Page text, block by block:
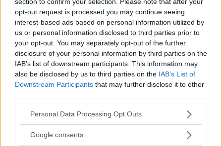
opt-out request is processed you may continue seeing
interest-based ads based on personal information utilized by
us or personal information disclosed to third parties prior to
your opt-out. You may separately opt-out of the further
disclosure of your personal information by third parties on the
IAB’s list of downstream participants. This information may
also be disclosed by us to third parties on the IAB’s List of
Downstream Participants that may further disclose it to other
Please note that this website/app uses one or more Google
not limited to your visit or usage behaviour. You may click to
Personal Data Processing Opt Outs
Google consents
den lilla småbilen klarar av.
0 kommentarer Gasa (8) Bromsa (8)
Hyundai i10:
Infotainmentsystemet
nollställt med gem
LÅNGTEST 5 februari 2024 Efter nollställning med hjälp av ett
gem fungerar skärmen till infotainmentsystemet återigen
som den ska i vår långtest-Hyundai. Det återstår att se om
problemet kommer tillbaka.